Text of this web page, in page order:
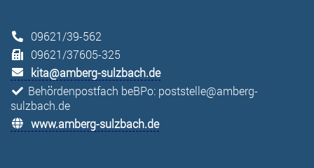
09621/39-562
09621/37605-325
kita@amberg-sulzbach.de
Behördenpostfach beBPo: poststelle@amberg-
sulzbach.de
www.amberg-sulzbach.de